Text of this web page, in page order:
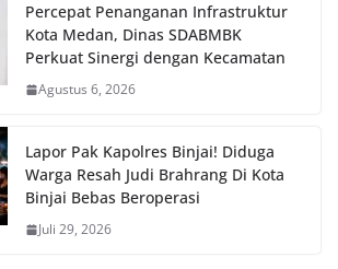
Percepat Penanganan Infrastruktur
Kota Medan, Dinas SDABMBK
Perkuat Sinergi dengan Kecamatan
Agustus 6, 2026
Lapor Pak Kapolres Binjai! Diduga
Warga Resah Judi Brahrang Di Kota
Binjai Bebas Beroperasi
Juli 29, 2026